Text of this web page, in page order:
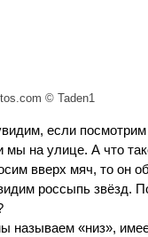
© Taden1
если
мы на улице. А что
вверх мяч, то он
россыпь звёзд.
называем «низ»,